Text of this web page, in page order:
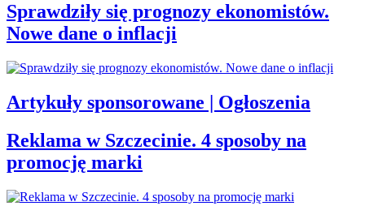
Sprawdziły się prognozy ekonomistów.
Nowe dane o inflacji
Artykuły sponsorowane | Ogłoszenia
Reklama w Szczecinie. 4 sposoby na
promocję marki